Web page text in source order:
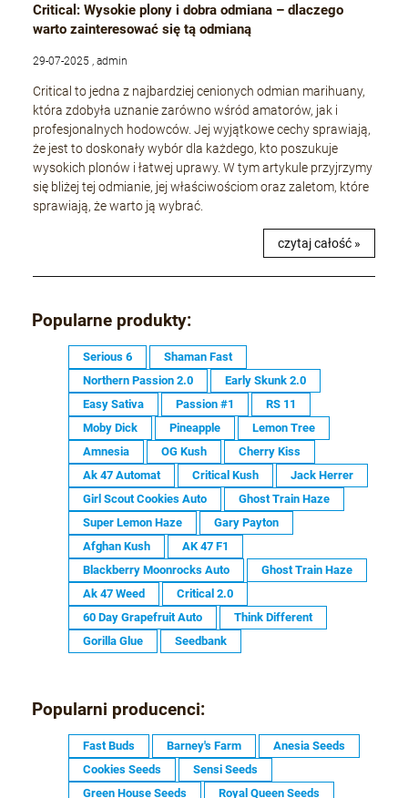
Critical: Wysokie plony i dobra odmiana – dlaczego
warto zainteresować się tą odmianą
29-07-2025 , admin
Critical to jedna z najbardziej cenionych odmian marihuany,
która zdobyła uznanie zarówno wśród amatorów, jak i
profesjonalnych hodowców. Jej wyjątkowe cechy sprawiają,
że jest to doskonały wybór dla każdego, kto poszukuje
wysokich plonów i łatwej uprawy. W tym artykule przyjrzymy
się bliżej tej odmianie, jej właściwościom oraz zaletom, które
sprawiają, że warto ją wybrać.
czytaj całość »
Popularne produkty:
Serious 6
Shaman Fast
Northern Passion 2.0
Early Skunk 2.0
Easy Sativa
Passion #1
RS 11
Moby Dick
Pineapple
Lemon Tree
Amnesia
OG Kush
Cherry Kiss
Ak 47 Automat
Critical Kush
Jack Herrer
Girl Scout Cookies Auto
Ghost Train Haze
Super Lemon Haze
Gary Payton
Afghan Kush
AK 47 F1
Blackberry Moonrocks Auto
Ghost Train Haze
Ak 47 Weed
Critical 2.0
60 Day Grapefruit Auto
Think Different
Gorilla Glue
Seedbank
Popularni producenci:
Fast Buds Barney's Farm
Anesia Seeds
Cookies Seeds
Sensi Seeds
Green House Seeds
Royal Queen Seeds